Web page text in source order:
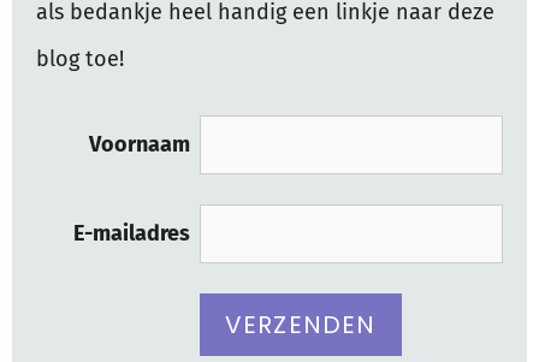
als bedankje heel handig een linkje naar deze
blog toe!
Voornaam
E-mailadres